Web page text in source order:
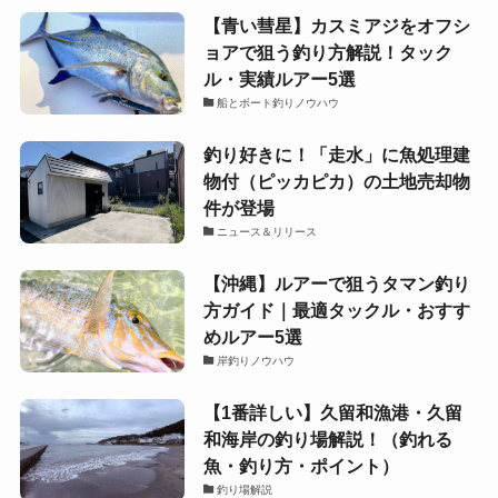
【青い彗星】カスミアジをオフシ
ョアで狙う釣り方解説！タック
ル・実績ルアー5選
船とボート釣りノウハウ
釣り好きに！「走水」に魚処理建
物付（ピッカピカ）の土地売却物
件が登場
ニュース＆リリース
【沖縄】ルアーで狙うタマン釣り
方ガイド｜最適タックル・おすす
めルアー5選
岸釣りノウハウ
【1番詳しい】久留和漁港・久留
和海岸の釣り場解説！（釣れる
魚・釣り方・ポイント）
釣り場解説